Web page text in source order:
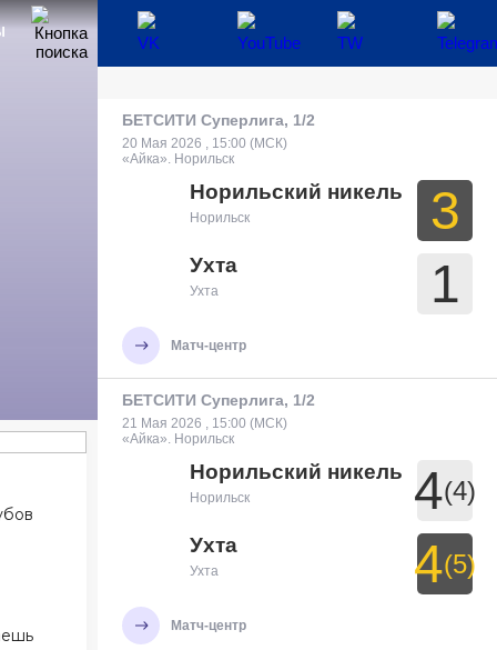
БЕТСИТИ Суперлига, 1/2
20 Мая 2026 , 15:00 (МСК)
«Айка». Норильск
Норильский никель
Норильск 3
Ухта
Ухта 1
Матч-центр
БЕТСИТИ Суперлига, 1/2
21 Мая 2026 , 15:00 (МСК)
«Айка». Норильск
Норильский никель
Норильск 4(4)
Ухта
Ухта 4(5)
Матч-центр